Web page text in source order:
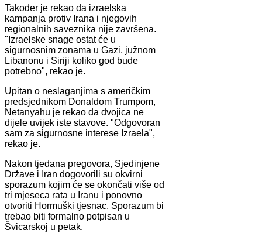
Također je rekao da izraelska
kampanja protiv Irana i njegovih
regionalnih saveznika nije završena.
"Izraelske snage ostat će u
sigurnosnim zonama u Gazi, južnom
Libanonu i Siriji koliko god bude
potrebno", rekao je.
Upitan o neslaganjima s američkim
predsjednikom Donaldom Trumpom,
Netanyahu je rekao da dvojica ne
dijele uvijek iste stavove. "Odgovoran
sam za sigurnosne interese Izraela",
rekao je.
Nakon tjedana pregovora, Sjedinjene
Države i Iran dogovorili su okvirni
sporazum kojim će se okončati više od
tri mjeseca rata u Iranu i ponovno
otvoriti Hormuški tjesnac. Sporazum bi
trebao biti formalno potpisan u
Švicarskoj u petak.